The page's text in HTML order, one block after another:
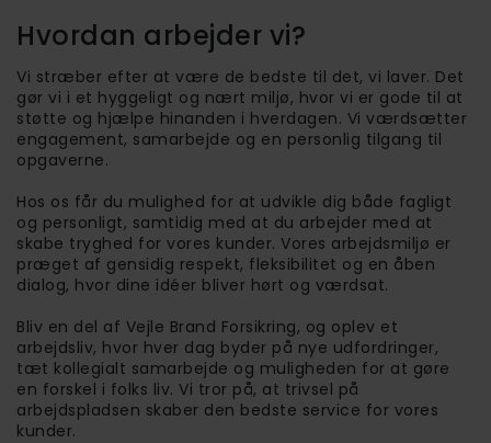
Hvordan arbejder vi?
Vi stræber efter at være de bedste til det, vi laver. Det
gør vi i et hyggeligt og nært miljø, hvor vi er gode til at
støtte og hjælpe hinanden i hverdagen. Vi værdsætter
engagement, samarbejde og en personlig tilgang til
opgaverne.
Hos os får du mulighed for at udvikle dig både fagligt
og personligt, samtidig med at du arbejder med at
skabe tryghed for vores kunder. Vores arbejdsmiljø er
præget af gensidig respekt, fleksibilitet og en åben
dialog, hvor dine idéer bliver hørt og værdsat.
Bliv en del af Vejle Brand Forsikring, og oplev et
arbejdsliv, hvor hver dag byder på nye udfordringer,
tæt kollegialt samarbejde og muligheden for at gøre
en forskel i folks liv. Vi tror på, at trivsel på
arbejdspladsen skaber den bedste service for vores
kunder.